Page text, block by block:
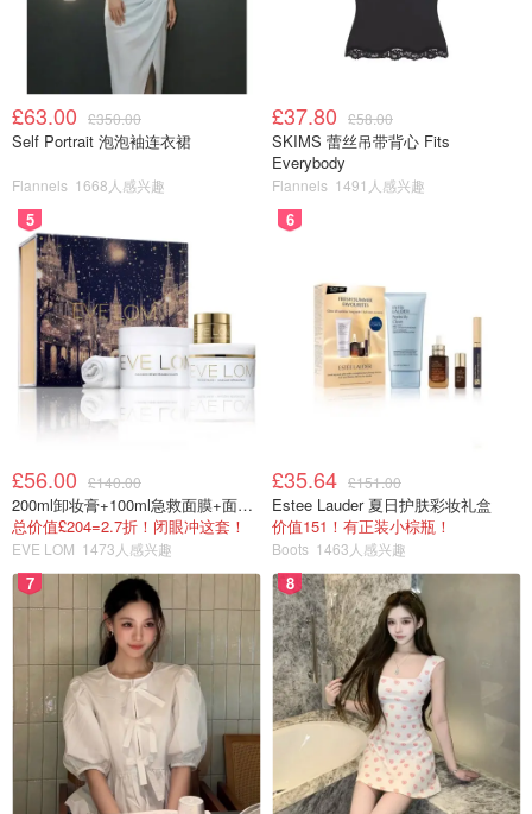
£63.00 £350.00
Self Portrait 泡泡袖连衣裙
Flannels 1668人感兴趣
£37.80 £58.00
SKIMS 蕾丝吊带背心 Fits
Everybody
Flannels 1491人感兴趣
5
£56.00 £140.00
200ml卸妆膏+100ml急救面膜+面霜+洁颜布
总价值£204=2.7折！闭眼冲这套！
EVE LOM 1473人感兴趣
6
£35.64 £151.00
Estee Lauder 夏日护肤彩妆礼盒
价值151！有正装小棕瓶！
Boots 1463人感兴趣
7 8